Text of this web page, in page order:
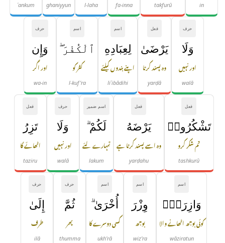
in
takfurū
fa-inna
l-laha
ghaniyyun
ʿankum
حرف
وَلَا
اور نہیں
walā
فعل
يَرْضَىٰ
وہ پسند کرتا
yarḍā
اسم
لِعِبَادِهِ
اپنے بندوں کیلئے
liʿibādihi
اسم
ٱلْكُفْرَ ۖ
کفر کو
l-kuf'ra
حرف
وَإِن
اور اگر
wa-in
فعل
تَشْكُرُوا۟
تم شکر کرو
tashkurū
فعل
يَرْضَهُ
وہ اسے پسند کرتا ہے
yarḍahu
اسم ضمیر
لَكُمْ ۗ
تمہارے لئے
lakum
حرف
وَلَا
اور نہیں
walā
فعل
تَزِرُ
اٹھائے گا
taziru
اسم
وَازِرَةٌۭ
کوئی بوجھ اٹھانے والا
wāziratun
اسم
وِزْرَ
بوجھ
wiz'ra
اسم
أُخْرَىٰ ۗ
کسی دوسرے کا
ukh'rā
حرف
ثُمَّ
پھر
thumma
حرف
إِلَىٰ
طرف
ilā